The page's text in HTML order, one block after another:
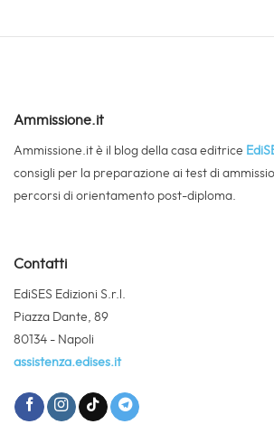
Ammissione.it
Ammissione.it è il blog della casa editrice
consigli per la preparazione ai test di
percorsi di orientamento post-diploma.
Contatti
EdiSES Edizioni S.r.l.
Piazza Dante, 89
80134 - Napoli
assistenza.edises.it